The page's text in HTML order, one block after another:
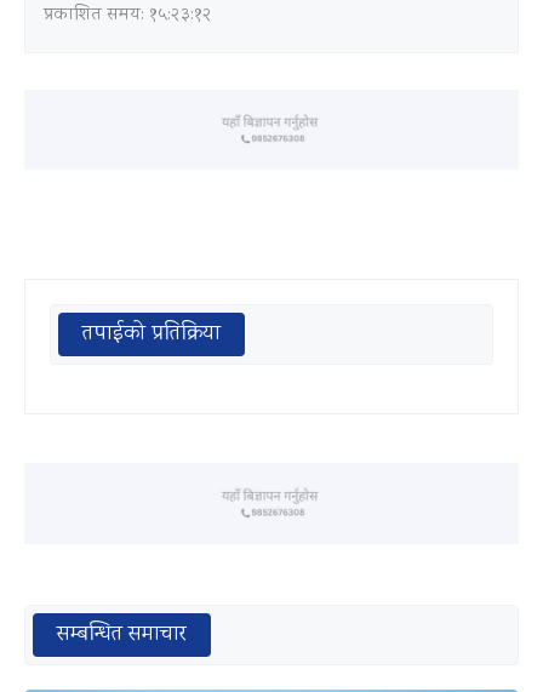
प्रकाशित समय: १५:२३:१२
तपाईको प्रतिक्रिया
सम्बन्धित समाचार